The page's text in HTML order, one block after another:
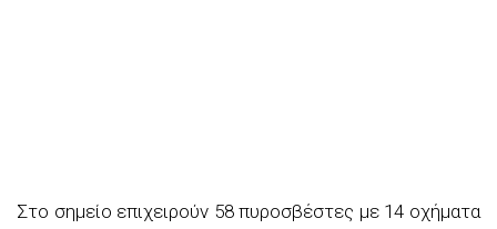
Στο σημείο επιχειρούν 58 πυροσβέστες με 14 οχήματα